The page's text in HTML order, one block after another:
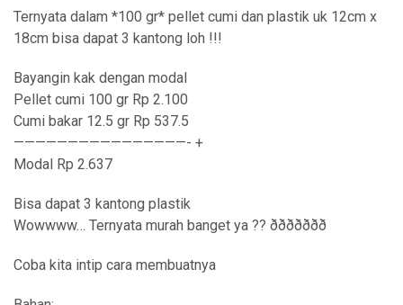
Ternyata dalam *100 gr* pellet cumi dan plastik uk 12cm x
18cm bisa dapat 3 kantong loh !!!
Bayangin kak dengan modal
Pellet cumi 100 gr Rp 2.100
Cumi bakar 12.5 gr Rp 537.5
————————————————- +
Modal Rp 2.637
Bisa dapat 3 kantong plastik
Wowwww… Ternyata murah banget ya ?? ððððððð
Coba kita intip cara membuatnya